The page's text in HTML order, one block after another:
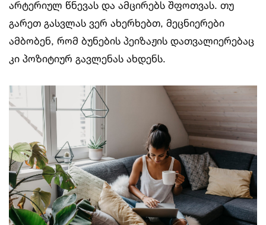
არტერიულ წნევას და ამცირებს შფოთვას. თუ
გარეთ გასვლას ვერ ახერხებთ, მეცნიერები
ამბობენ, რომ ბუნების პეიზაჟის დათვალიერებაც
კი პოზიტიურ გავლენას ახდენს.